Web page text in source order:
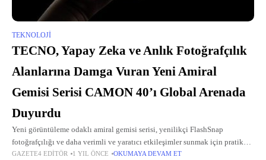
TEKNOLOJI
TECNO, Yapay Zeka ve Anlık Fotoğrafçılık
Alanlarına Damga Vuran Yeni Amiral
Gemisi Serisi CAMON 40’ı Global Arenada
Duyurdu
Yeni görüntüleme odaklı amiral gemisi serisi, yenilikçi FlashSnap
fotoğrafçılığı ve daha verimli ve yaratıcı etkileşimler sunmak için pratik
TECNO AI ile gelişmiş görüntüleme yeteneklerini bir araya getiriyor.
GAZETE4 EDITÖR 1 YIL ÖNCE OKUMAYA DEVAM ET